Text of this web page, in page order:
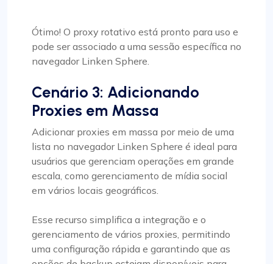
Ótimo! O proxy rotativo está pronto para uso e
pode ser associado a uma sessão específica no
navegador Linken Sphere.
Cenário 3: Adicionando
Proxies em Massa
Adicionar proxies em massa por meio de uma
lista no navegador Linken Sphere é ideal para
usuários que gerenciam operações em grande
escala, como gerenciamento de mídia social
em vários locais geográficos.
Esse recurso simplifica a integração e o
gerenciamento de vários proxies, permitindo
uma configuração rápida e garantindo que as